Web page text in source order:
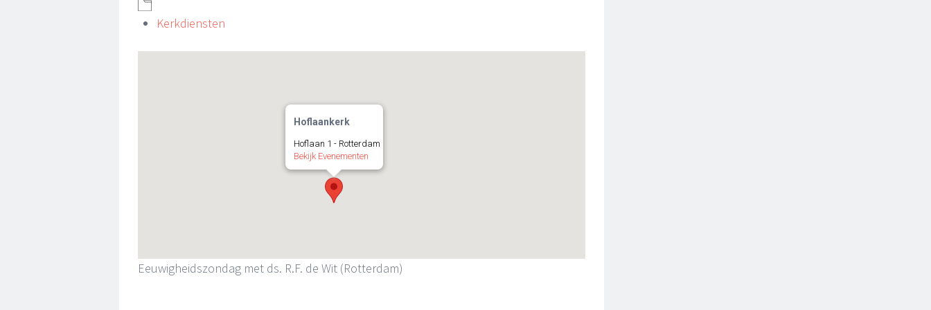
Kerkdiensten
Hoflaankerk
Hoflaan 1 - Rotterdam
Bekijk Evenementen
Eeuwigheidszondag met ds. R.F. de Wit (Rotterdam)